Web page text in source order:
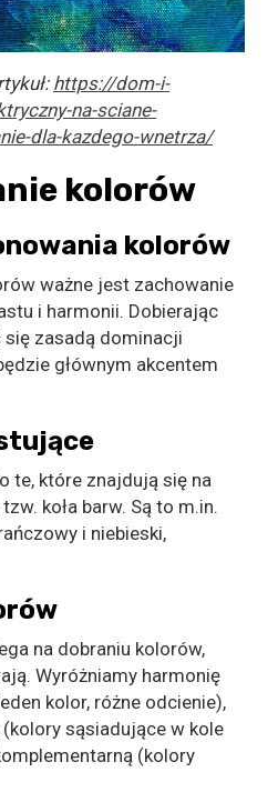
https://dom-i-
na-sciane-
dla-kazdego-wnetrza/
kolorów
kolorów
ważne jest zachowanie
i harmonii. Dobierając
zasadą dominacji
głównym akcentem
te, które znajdują się na
koła barw. Są to m.in.
i niebieski,
na dobraniu kolorów,
Wyróżniamy harmonię
kolor, różne odcienie),
sąsiadujące w kole
(kolory